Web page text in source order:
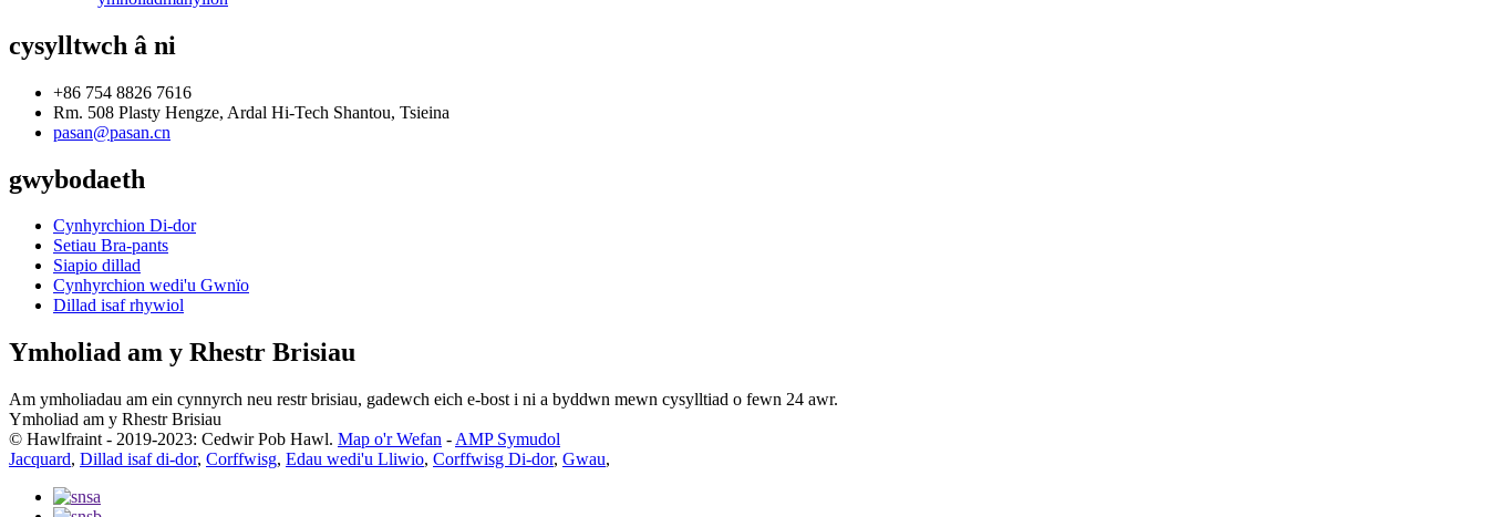
cysylltwch â ni
+86 754 8826 7616
Rm. 508 Plasty Hengze, Ardal Hi-Tech Shantou, Tsieina
pasan@pasan.cn
gwybodaeth
Cynhyrchion Di-dor
Setiau Bra-pants
Siapio dillad
Cynhyrchion wedi'u Gwnïo
Dillad isaf rhywiol
Ymholiad am y Rhestr Brisiau
Am ymholiadau am ein cynnyrch neu restr brisiau, gadewch eich e-bost i ni a byddwn mewn cysylltiad o fewn 24 awr.
Ymholiad am y Rhestr Brisiau
© Hawlfraint - 2019-2023: Cedwir Pob Hawl. Map o'r Wefan - AMP Symudol
Jacquard, Dillad isaf di-dor, Corffwisg, Edau wedi'u Lliwio, Corffwisg Di-dor, Gwau,